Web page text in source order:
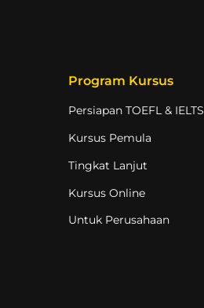
Program Kursus
Persiapan TOEFL & IELTS
Kursus Pemula
Tingkat Lanjut
Kursus Online
Untuk Perusahaan